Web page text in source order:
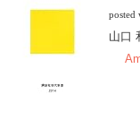
posted
山口